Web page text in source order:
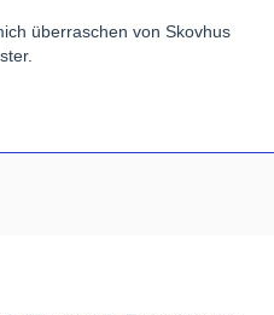
überraschen von Skovhus